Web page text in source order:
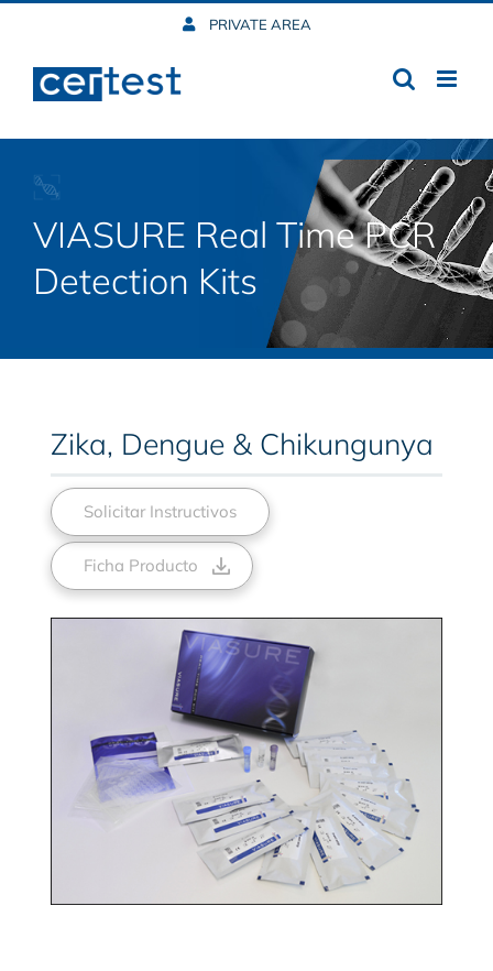
content
PRIVATE AREA
VIASURE Real Time PCR
Detection Kits
Zika, Dengue & Chikungunya
Solicitar Instructivos
Ficha Producto